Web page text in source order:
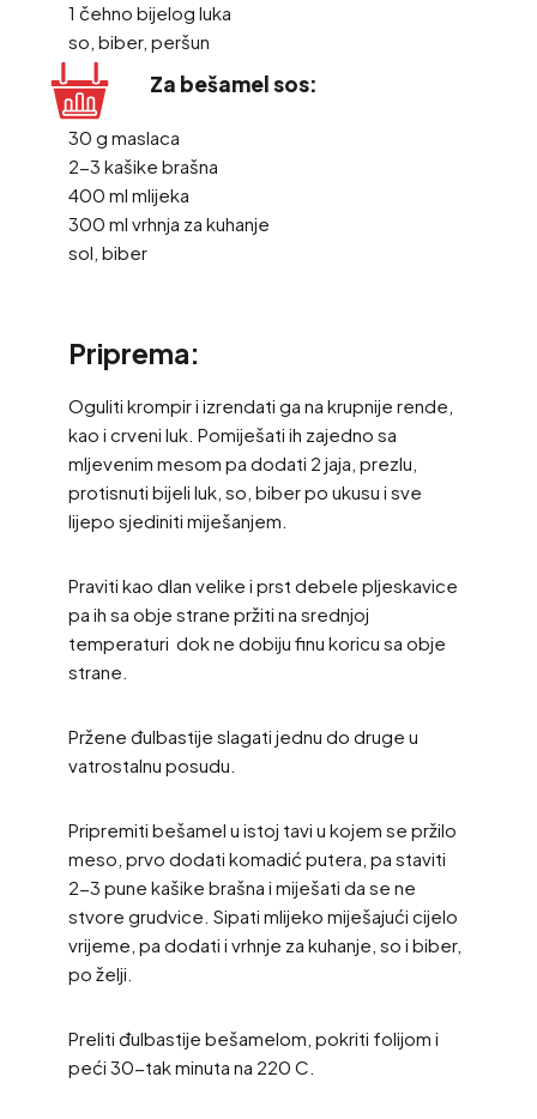
1 čehno bijelog luka
so, biber, peršun
Za bešamel sos:
30 g maslaca
2-3 kašike brašna
400 ml mlijeka
300 ml vrhnja za kuhanje
sol, biber
Priprema:
Oguliti krompir i izrendati ga na krupnije rende,
kao i crveni luk. Pomiješati ih zajedno sa
mljevenim mesom pa dodati 2 jaja, prezlu,
protisnuti bijeli luk, so, biber po ukusu i sve
lijepo sjediniti miješanjem.
Praviti kao dlan velike i prst debele pljeskavice
pa ih sa obje strane pržiti na srednjoj
temperaturi dok ne dobiju finu koricu sa obje
strane.
Pržene đulbastije slagati jednu do druge u
vatrostalnu posudu.
Pripremiti bešamel u istoj tavi u kojem se pržilo
meso, prvo dodati komadić putera, pa staviti
2-3 pune kašike brašna i miješati da se ne
stvore grudvice. Sipati mlijeko miješajući cijelo
vrijeme, pa dodati i vrhnje za kuhanje, so i biber,
po želji.
Preliti đulbastije bešamelom, pokriti folijom i
peći 30-tak minuta na 220 C.